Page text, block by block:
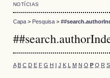
NOTÍCIAS
Capa> Pesquisa>
A B C D E F G H I J K L M N O P Q R S